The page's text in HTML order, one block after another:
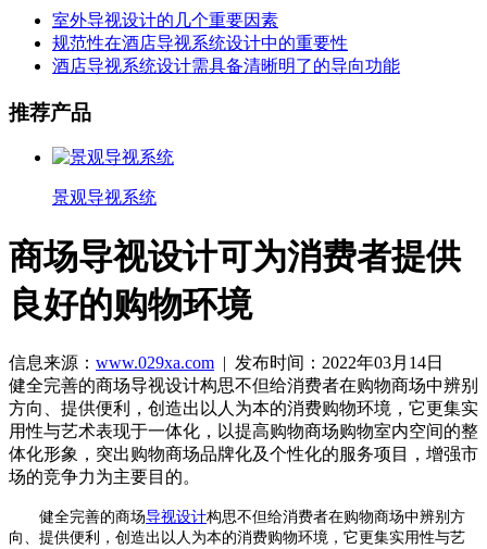
室外导视设计的几个重要因素
规范性在酒店导视系统设计中的重要性
酒店导视系统设计需具备清晰明了的导向功能
推荐产品
景观导视系统
商场导视设计可为消费者提供
良好的购物环境
信息来源： www.029xa.com | 发布时间：2022年03月14日
健全完善的商场导视设计构思不但给消费者在购物商场中辨别
方向、提供便利，创造出以人为本的消费购物环境，它更集实
用性与艺术表现于一体化，以提高购物商场购物室内空间的整
体化形象，突出购物商场品牌化及个性化的服务项目，增强市
场的竞争力为主要目的。
健全完善的商场导视设计构思不但给消费者在购物商场中辨别方
向、提供便利，创造出以人为本的消费购物环境，它更集实用性与艺